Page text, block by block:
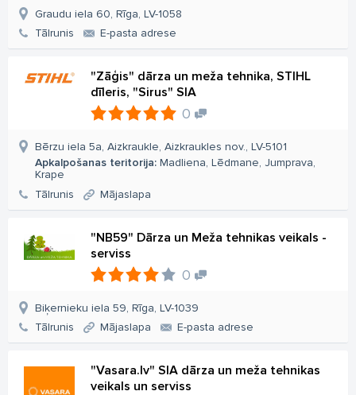
Graudu iela 60, Rīga, LV-1058
Tālrunis
E-pasta adrese
"Zāģis" dārza un meža tehnika, STIHL
dīleris, "Sirus" SIA
0
Bērzu iela 5a, Aizkraukle, Aizkraukles nov., LV-5101
Apkalpošanas teritorija: Madliena, Lēdmane, Jumprava,
Krape
Tālrunis
Mājaslapa
"NB59" Dārza un Meža tehnikas veikals -
serviss
0
Biķernieku iela 59, Rīga, LV-1039
Tālrunis
Mājaslapa E-pasta adrese
"Vasara.lv" SIA dārza un meža tehnikas
veikals un serviss